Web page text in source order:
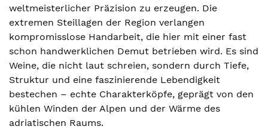
weltmeisterlicher Präzision zu erzeugen. Die
extremen Steillagen der Region verlangen
kompromisslose Handarbeit, die hier mit einer fast
schon handwerklichen Demut betrieben wird. Es sind
Weine, die nicht laut schreien, sondern durch Tiefe,
Struktur und eine faszinierende Lebendigkeit
bestechen – echte Charakterköpfe, geprägt von den
kühlen Winden der Alpen und der Wärme des
adriatischen Raums.